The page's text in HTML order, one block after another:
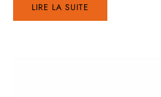
LIRE LA SUITE